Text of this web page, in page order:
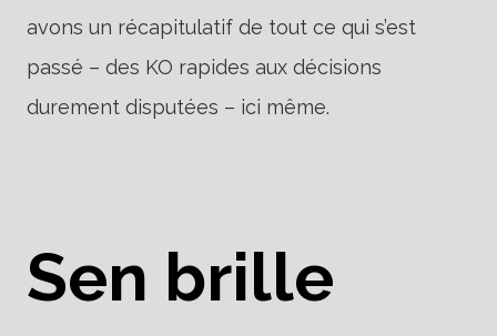
avons un récapitulatif de tout ce qui s’est
passé – des KO rapides aux décisions
durement disputées – ici même.
Sen brille